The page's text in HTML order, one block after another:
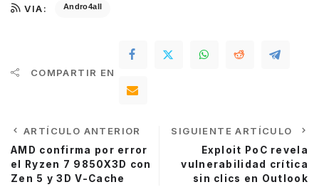
VIA: Andro4all
COMPARTIR EN
ARTÍCULO ANTERIOR
AMD confirma por error
el Ryzen 7 9850X3D con
Zen 5 y 3D V-Cache
SIGUIENTE ARTÍCULO
Exploit PoC revela
vulnerabilidad crítica
sin clics en Outlook